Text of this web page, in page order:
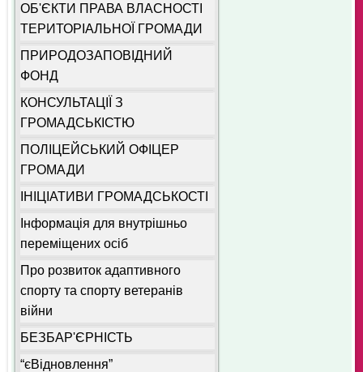
ОБ'ЄКТИ ПРАВА ВЛАСНОСТІ
ТЕРИТОРІАЛЬНОЇ ГРОМАДИ
ПРИРОДОЗАПОВІДНИЙ
ФОНД
КОНСУЛЬТАЦІЇ З
ГРОМАДСЬКІСТЮ
ПОЛІЦЕЙСЬКИЙ ОФІЦЕР
ГРОМАДИ
ІНІЦІАТИВИ ГРОМАДСЬКОСТІ
Інформація для внутрішньо
переміщених осіб
Про розвиток адаптивного
спорту та спорту ветеранів
війни
БЕЗБАР'ЄРНІСТЬ
“єВідновлення”